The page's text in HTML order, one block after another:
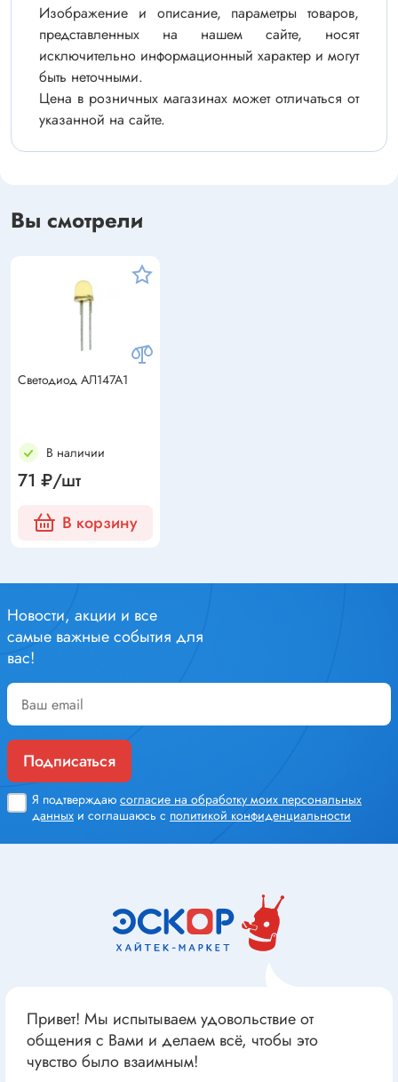
Изображение и описание, параметры товаров,
представленных на нашем сайте, носят
исключительно информационный характер и могут
быть неточными.
Цена в розничных магазинах может отличаться от
указанной на сайте.
Вы смотрели
Светодиод АЛ147А1
В наличии
71 ₽/шт
В корзину
Новости, акции и все
самые важные события для
вас!
Подписаться
Я подтверждаю согласие на обработку моих персональных
данных и соглашаюсь с политикой конфиденциальности
Привет! Мы испытываем удовольствие от
общения с Вами и делаем всё, чтобы это
чувство было взаимным!